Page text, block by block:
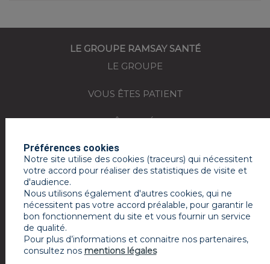
LE GROUPE RAMSAY SANTÉ
LE GROUPE
VOUS ÊTES PATIENT
VOUS ÊTES MÉDECIN
REJOIGNEZ-NOUS
ACTUALITÉS
ESPACE PRESSE
MON COMPTE RAMSAY SERVICES
Préférences cookies
Notre site utilise des cookies (traceurs) qui nécessitent
votre accord pour réaliser des statistiques de visite et
d'audience.
Nous utilisons également d'autres cookies, qui ne
nécessitent pas votre accord préalable, pour garantir le
bon fonctionnement du site et vous fournir un service
de qualité.
Pour plus d’informations et connaitre nos partenaires,
consultez nos mentions légales